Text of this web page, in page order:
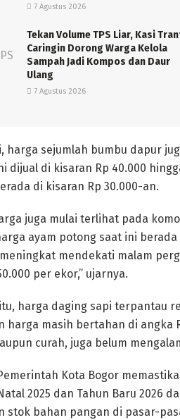
7 Agustus 2026
Tekan Volume TPS Liar, Kasi
Caringin Dorong Warga Kelola
Sampah Jadi Kompos dan Daur
Ulang
7 Agustus 2026
harga sejumlah bumbu dapur
dijual di kisaran Rp 40.000
di kisaran Rp 30.000-an.
juga mulai terlihat pada
ayam potong saat ini
mendekati malam
per ekor,” ujarnya.
harga daging sapi terpantau
harga masih bertahan di angka
curah, juga belum
Kota Bogor
2025 dan Tahun Baru 2026
stok bahan pangan di pasar-